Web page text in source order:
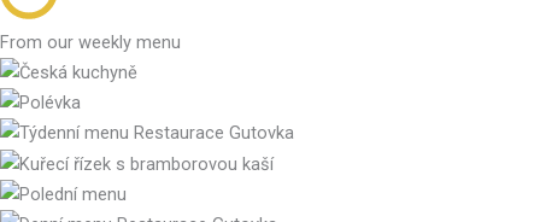
From our weekly menu